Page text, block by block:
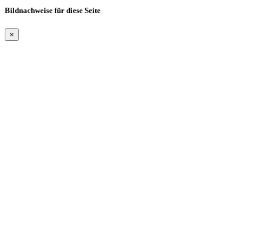
Bildnachweise für diese Seite
×